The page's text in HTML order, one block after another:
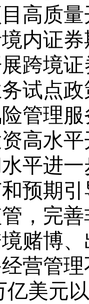
高质
内证
跨境
试点
管理
高水
平进
预期
，完
赌博
营管
亿美元